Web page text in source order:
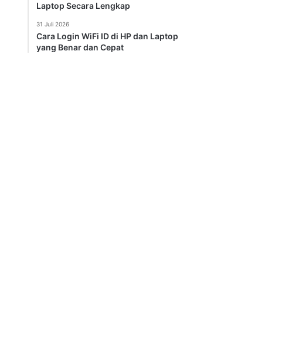
Laptop Secara Lengkap
31 Juli 2026
Cara Login WiFi ID di HP dan Laptop
yang Benar dan Cepat